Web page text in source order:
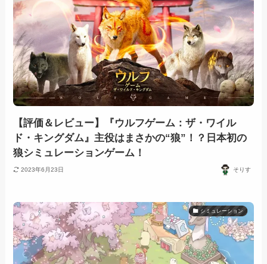
【評価＆レビュー】『ウルフゲーム：ザ・ワイル
ド・キングダム』主役はまさかの“狼”！？日本初の
狼シミュレーションゲーム！
2023年6月23日 そりす
シミュレーション